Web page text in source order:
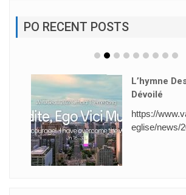
PO RECENT POSTS
L’hymne
Dévoilé
https://
eglise/news/